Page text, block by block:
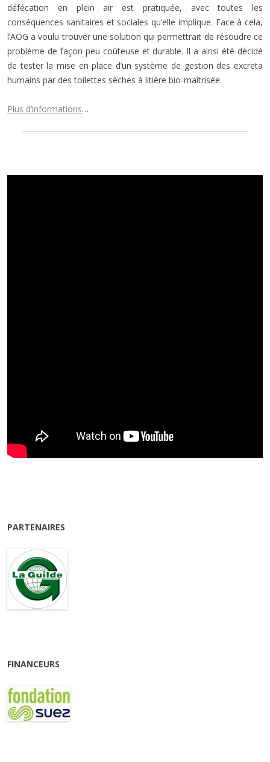
défécation en plein air est pratiquée, avec toutes les
conséquences sanitaires et sociales qu’elle implique. Face à cela,
l’AOG a voulu trouver une solution qui permettrait de résoudre ce
problème de façon peu coûteuse et durable. Il a ainsi été décidé
de tester la mise en place d’un système de gestion des excreta
humains par des toilettes sèches à litière bio-maîtrisée.
Plus d’informations…
PARTENAIRES
FINANCEURS